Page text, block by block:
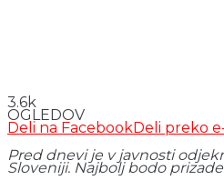
3.6k
OGLEDOV
Deli na FacebookDeli preko
Pred dnevi je v javnosti
Sloveniji. Najbolj bodo